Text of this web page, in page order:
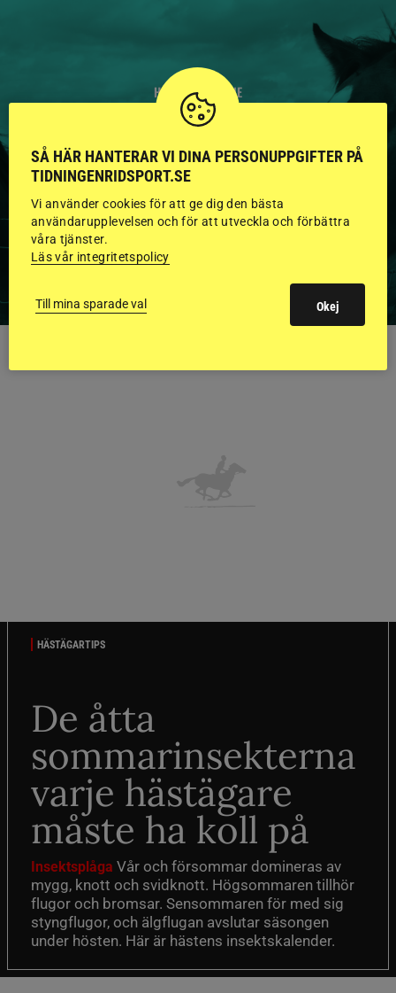
HINGSTAR ONLINE
GODKÄNDA HINGSTAR I
FLERA KATEGORIER MED
BILDER OCH FAKTA
VISA ALLA HINGSTAR
HÄSTÄGARTIPS
De åtta
sommarinsekterna
varje hästägare
måste ha koll på
Insektsplåga Vår och försommar domineras av
mygg, knott och svidknott. Högsommaren tillhör
flugor och bromsar. Sensommaren för med sig
styngflugor, och älgflugan avslutar säsongen
under hösten. Här är hästens insektskalender.
SÅ HÄR HANTERAR VI DINA PERSONUPPGIFTER PÅ
TIDNINGENRIDSPORT.SE
Vi använder cookies för att ge dig den bästa
användarupplevelsen och för att utveckla och förbättra
våra tjänster.
Läs vår integritetspolicy
Till mina sparade val Okej